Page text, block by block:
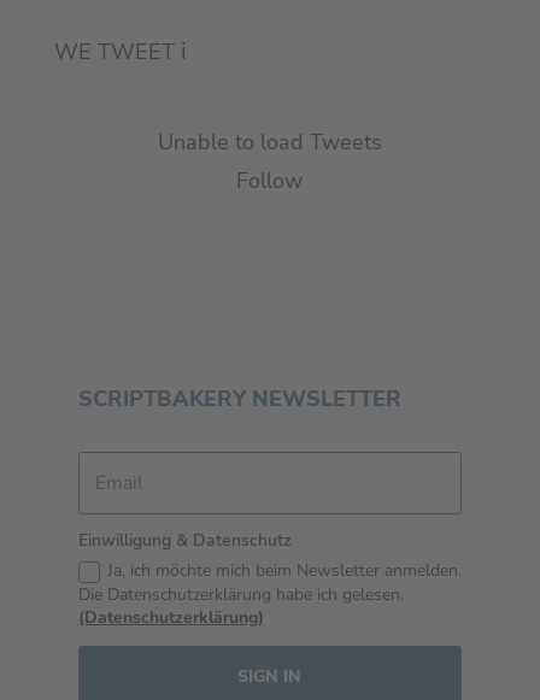
WE TWEET ℹ︎
Unable to load Tweets
Follow
SCRIPTBAKERY NEWSLETTER
Einwilligung & Datenschutz
Ja, ich möchte mich beim Newsletter anmelden.
Die Datenschutzerklärung habe ich gelesen.
(Datenschutzerklärung)
SIGN IN